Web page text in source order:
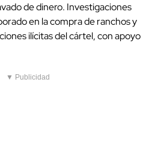
de dinero. Investigaciones
en la compra de ranchos y
ilícitas del cártel, con apoyo
▼ Publicidad